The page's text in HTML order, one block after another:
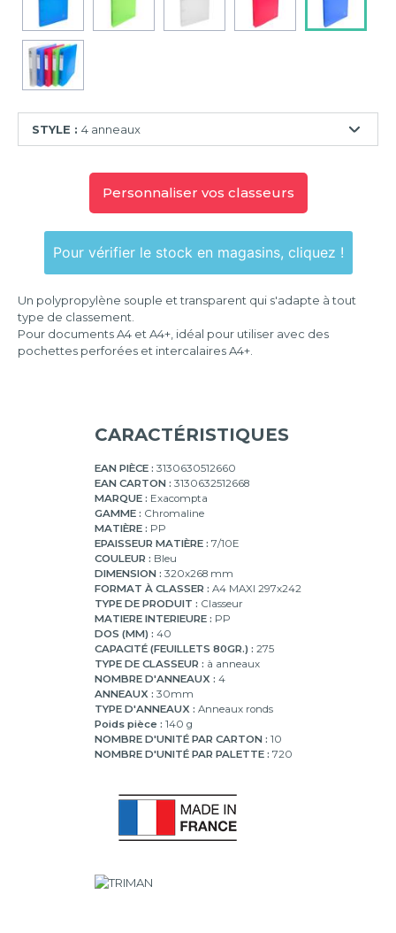
STYLE : 4 anneaux
anneaux
Personnaliser vos classeurs
Pour vérifier le stock en magasins, cliquez !
Un polypropylène souple et transparent qui s'adapte à tout
type de classement.
Pour documents A4 et A4+, idéal pour utiliser avec des
pochettes perforées et intercalaires A4+.
CARACTÉRISTIQUES
EAN PIÈCE : 3130630512660
EAN CARTON : 3130632512668
MARQUE : Exacompta
GAMME : Chromaline
MATIÈRE : PP
EPAISSEUR MATIÈRE : 7/10E
COULEUR : Bleu
DIMENSION : 320x268 mm
FORMAT À CLASSER : A4 MAXI 297x242
TYPE DE PRODUIT : Classeur
MATIERE INTERIEURE : PP
DOS (MM) : 40
CAPACITÉ (FEUILLETS 80GR.) : 275
TYPE DE CLASSEUR : à anneaux
NOMBRE D'ANNEAUX : 4
ANNEAUX : 30mm
TYPE D'ANNEAUX : Anneaux ronds
Poids pièce : 140 g
NOMBRE D'UNITÉ PAR CARTON : 10
NOMBRE D'UNITÉ PAR PALETTE : 720